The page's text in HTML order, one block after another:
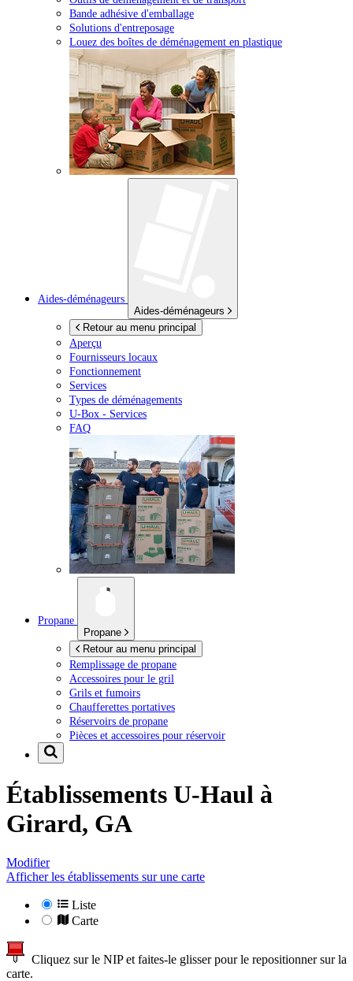
Bande adhésive d'emballage
Solutions d'entreposage
Louez des boîtes de déménagement en plastique
Aides-déménageurs
Aides-déménageurs
Retour au menu principal
Aperçu
Fournisseurs locaux
Fonctionnement
Services
Types de déménagements
U-Box - Services
FAQ
Propane
Propane
Retour au menu principal
Remplissage de propane
Accessoires pour le gril
Grils et fumoirs
Chaufferettes portatives
Réservoirs de propane
Pièces et accessoires pour réservoir
Établissements U-Haul à
Girard, GA
Modifier
Afficher les établissements sur une carte
Liste
Carte
Cliquez sur le NIP et faites-le glisser pour le repositionner sur la
carte.